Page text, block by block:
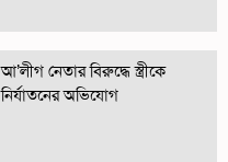
আ’লীগ নেতার বিরুদ্ধে স্ত্রীকে
নির্যাতনের অভিযোগ